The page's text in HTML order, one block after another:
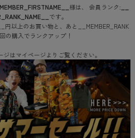
様は、 会員ランク:
です。
円以上のお買い物と、あと
__MEMBER_RANK
回の購入でランクアップ！
はマイページよりご覧ください。